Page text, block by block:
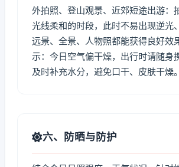
外拍照、登山观景、近郊短途出游：
光线柔和的时段，此时不易出现逆光
远景、全景、人物照都能获得良好效
示：今日空气偏干燥，出行时请随身
及时补充水分，避免口干、皮肤干燥。
六、防晒与防护